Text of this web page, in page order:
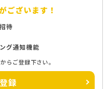
ございます！
待
グ通知機能
らご登録下さい。
録